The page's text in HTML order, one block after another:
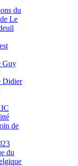
du
Le
Guy
Didier
de
du